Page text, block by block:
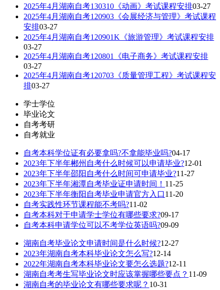
2025年4月湖南自考130310《动画》考试课程安排03-27
2025年4月湖南自考120903《会展经济与管理》考试课程
安排03-27
2025年4月湖南自考120901K《旅游管理》考试课程安排
03-27
2025年4月湖南自考120801《电子商务》考试课程安排
03-27
2025年4月湖南自考120703《质量管理工程》考试课程安
排03-27
学士学位
毕业论文
自考考研
自考就业
自考本科学位证有必要拿吗?不拿能毕业吗?04-17
2023年下半年郴州自考什么时候可以申请毕业?12-01
2023年下半年邵阳自考什么时间可申请毕业?11-27
2023年下半年湘潭自考毕业证申请时间！ 11-25
2023年下半年衡阳自考毕业申请官方入口11-20
自考实践性环节课程能不考吗?11-02
自考本科对于申请学士学位有哪些要求?09-17
自考本科申请学位可以不考学位英语吗?09-09
湖南自考毕业论文申请时间是什么时候?12-27
2023年湖南自考本科毕业论文怎么写?12-14
2022年湖南自考本科毕业论文要怎么选题?12-11
湖南自考考生写毕业论文时应该掌握哪些要点？ 11-09
湖南自考的毕业论文有哪些要求呢？ 10-31